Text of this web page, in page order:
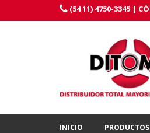
(54 11) 4750-3345 |
INICIO PRODUCTOS